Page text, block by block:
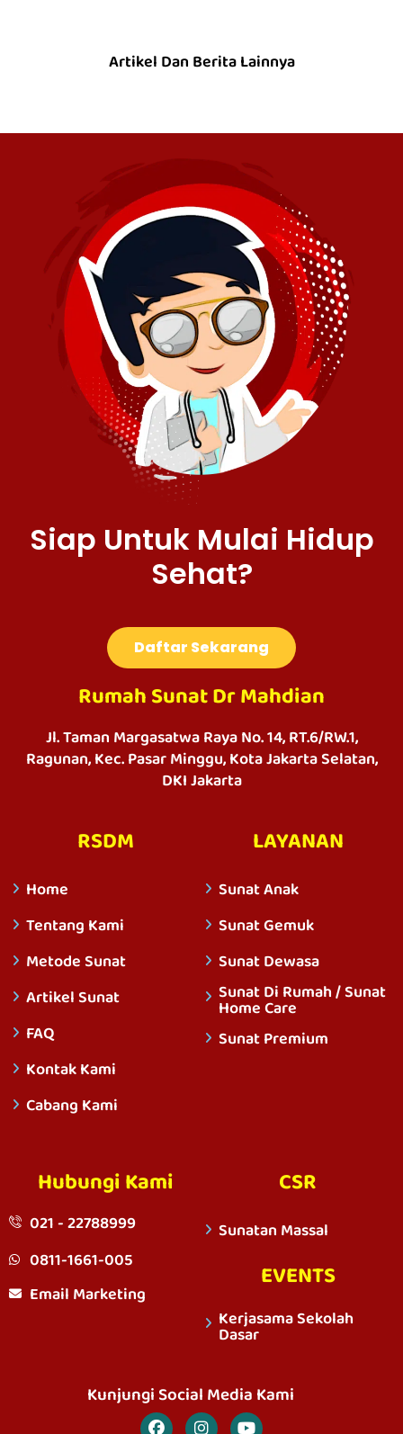
Artikel Dan Berita Lainnya
Siap Untuk Mulai Hidup
Sehat?
Daftar Sekarang
Rumah Sunat Dr Mahdian
Jl. Taman Margasatwa Raya No. 14, RT.6/RW.1,
Ragunan, Kec. Pasar Minggu, Kota Jakarta Selatan,
DKI Jakarta
RSDM
Home
Tentang Kami
Metode Sunat
Artikel Sunat
FAQ
Kontak Kami
Cabang Kami
LAYANAN
Sunat Anak
Sunat Gemuk
Sunat Dewasa
Sunat Di Rumah / Sunat
Home Care
Sunat Premium
Hubungi Kami
021 - 22788999
0811-1661-005
Email Marketing
CSR
Sunatan Massal
EVENTS
Kerjasama Sekolah
Dasar
Kunjungi Social Media Kami